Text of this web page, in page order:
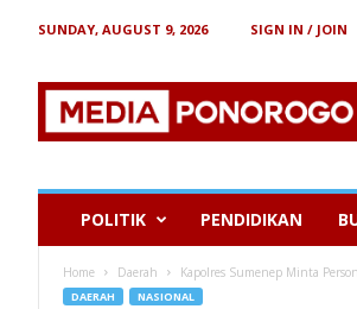
SUNDAY, AUGUST 9, 2026 SIGN IN / JOIN
e
POLITIK PENDIDIKAN
Home Daerah Kapolres Sumenep Minta
DAERAH NASIONAL